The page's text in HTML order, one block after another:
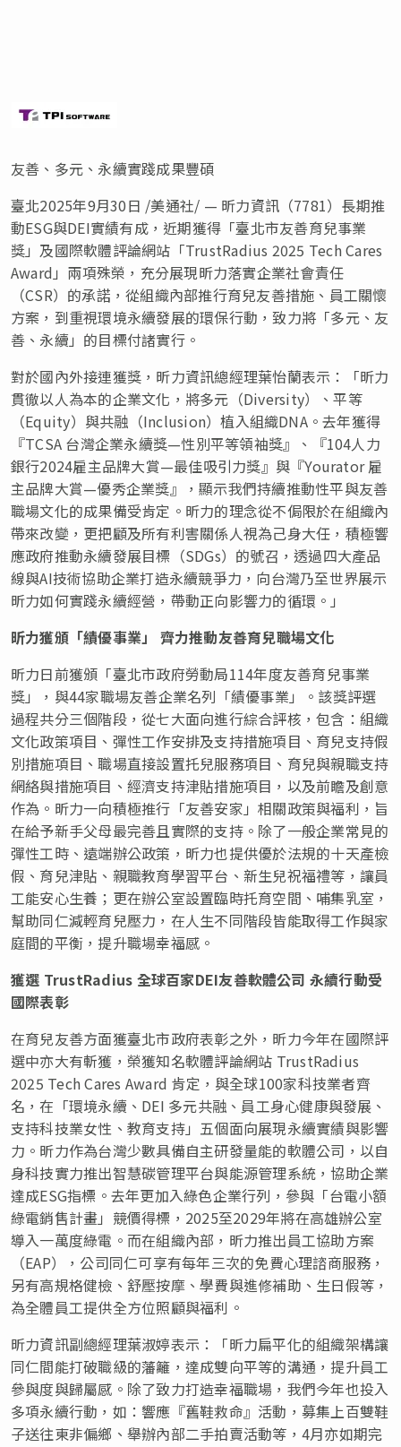
友善、多元、永續實踐成果豐碩
臺北2025年9月30日 /美通社/ — 昕力資訊（7781）長期推
動ESG與DEI實績有成，近期獲得「臺北市友善育兒事業
獎」及國際軟體評論網站「TrustRadius 2025 Tech Cares
Award」兩項殊榮，充分展現昕力落實企業社會責任
（CSR）的承諾，從組織內部推行育兒友善措施、員工關懷
方案，到重視環境永續發展的環保行動，致力將「多元、友
善、永續」的目標付諸實行。
對於國內外接連獲獎，昕力資訊總經理葉怡蘭表示：「昕力
貫徹以人為本的企業文化，將多元（Diversity）、平等
（Equity）與共融（Inclusion）植入組織DNA。去年獲得
『TCSA 台灣企業永續獎—性別平等領袖獎』、『104人力
銀行2024雇主品牌大賞—最佳吸引力獎』與『Yourator 雇
主品牌大賞—優秀企業獎』，顯示我們持續推動性平與友善
職場文化的成果備受肯定。昕力的理念從不侷限於在組織內
帶來改變，更把顧及所有利害關係人視為己身大任，積極響
應政府推動永續發展目標（SDGs）的號召，透過四大產品
線與AI技術協助企業打造永續競爭力，向台灣乃至世界展示
昕力如何實踐永續經營，帶動正向影響力的循環。」
昕力獲頒「績優事業」 齊力推動友善育兒職場文化
昕力日前獲頒「臺北市政府勞動局114年度友善育兒事業
獎」，與44家職場友善企業名列「績優事業」。該獎評選
過程共分三個階段，從七大面向進行綜合評核，包含：組織
文化政策項目、彈性工作安排及支持措施項目、育兒支持假
別措施項目、職場直接設置托兒服務項目、育兒與親職支持
網絡與措施項目、經濟支持津貼措施項目，以及前瞻及創意
作為。昕力一向積極推行「友善安家」相關政策與福利，旨
在給予新手父母最完善且實際的支持。除了一般企業常見的
彈性工時、遠端辦公政策，昕力也提供優於法規的十天產檢
假、育兒津貼、親職教育學習平台、新生兒祝福禮等，讓員
工能安心生養；更在辦公室設置臨時托育空間、哺集乳室，
幫助同仁減輕育兒壓力，在人生不同階段皆能取得工作與家
庭間的平衡，提升職場幸福感。
獲選 TrustRadius 全球百家DEI友善軟體公司 永續行動受
國際表彰
在育兒友善方面獲臺北市政府表彰之外，昕力今年在國際評
選中亦大有斬獲，榮獲知名軟體評論網站 TrustRadius
2025 Tech Cares Award 肯定，與全球100家科技業者齊
名，在「環境永續、DEI 多元共融、員工身心健康與發展、
支持科技業女性、教育支持」五個面向展現永續實績與影響
力。昕力作為台灣少數具備自主研發量能的軟體公司，以自
身科技實力推出智慧碳管理平台與能源管理系統，協助企業
達成ESG指標。去年更加入綠色企業行列，參與「台電小額
綠電銷售計畫」競價得標，2025至2029年將在高雄辦公室
導入一萬度綠電。而在組織內部，昕力推出員工協助方案
（EAP），公司同仁可享有每年三次的免費心理諮商服務，
另有高規格健檢、舒壓按摩、學費與進修補助、生日假等，
為全體員工提供全方位照顧與福利。
昕力資訊副總經理葉淑婷表示：「昕力扁平化的組織架構讓
同仁間能打破職級的藩籬，達成雙向平等的溝通，提升員工
參與度與歸屬感。除了致力打造幸福職場，我們今年也投入
多項永續行動，如：響應『舊鞋救命』活動，募集上百雙鞋
子送往東非偏鄉、舉辦內部二手拍賣活動等，4月亦如期完